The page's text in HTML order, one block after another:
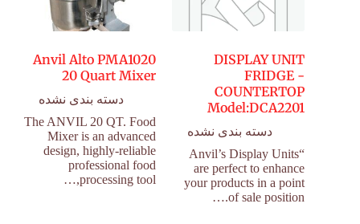
DISPLAY UNIT
FRIDGE -
COUNTERTOP
Model:DCA2201
دسته بندی نشده
“Anvil’s Display Units
are perfect to enhance
your products in a point
of sale position.…
Anvil Alto PMA1020
20 Quart Mixer
دسته بندی نشده
The ANVIL 20 QT. Food
Mixer is an advanced
design, highly-reliable
professional food
processing tool,…